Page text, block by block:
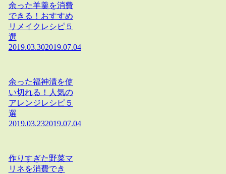
余った羊羹を消費
できる！おすすめ
リメイクレシピ５
選
2019.03.302019.07.04
余った福神漬を使
い切れる！人気の
アレンジレシピ５
選
2019.03.232019.07.04
作りすぎた野菜マ
リネを消費でき